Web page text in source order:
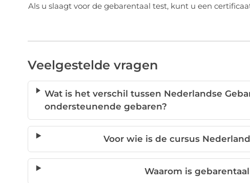
Als u slaagt voor de gebarentaal test, kunt u een
Veelgestelde vragen
Wat is het verschil tussen Nederlandse
ondersteunende gebaren?
Voor wie is de cursus
Waarom is